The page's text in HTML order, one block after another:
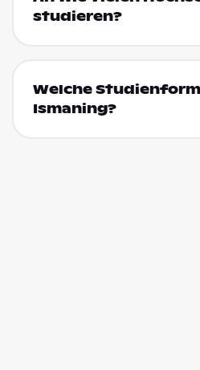
studieren?
Welche
Ismaning?